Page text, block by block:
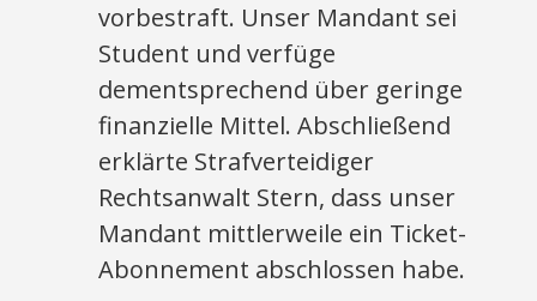
vorbestraft. Unser Mandant sei
Student und verfüge
dementsprechend über geringe
finanzielle Mittel. Abschließend
erklärte Strafverteidiger
Rechtsanwalt Stern, dass unser
Mandant mittlerweile ein Ticket-
Abonnement abschlossen habe.